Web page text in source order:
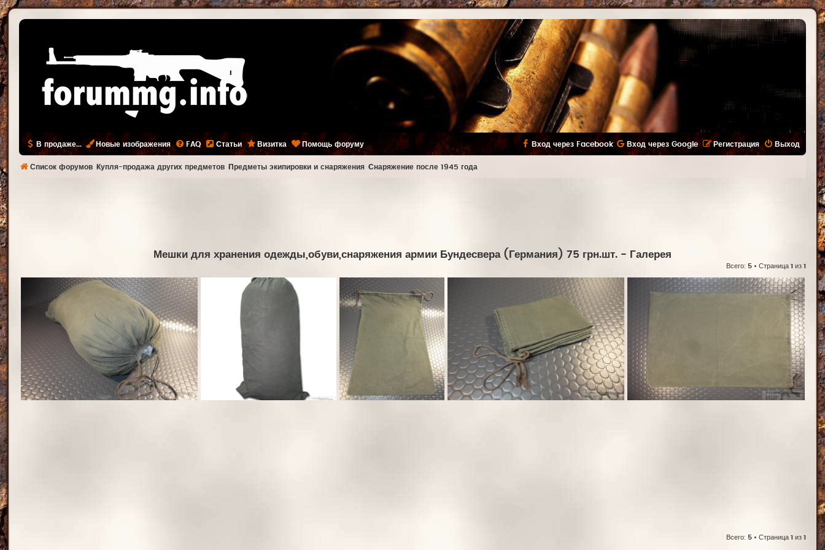
В продаже... Новые изображения FAQ Статьи Визитка Помощь форуму Выход
Регистрация
Вход через Facebook Вход через Google
Список форумов Купля-продажа других предметов Предметы экипировки и снаряжения Снаряжение после 1945 года
Мешки для хранения одежды,обуви,снаряжения армии Бундесвера (Германия) 75 грн.шт. - Галерея
Всего: 5 • Страница 1 из 1
Всего: 5 • Страница 1 из 1